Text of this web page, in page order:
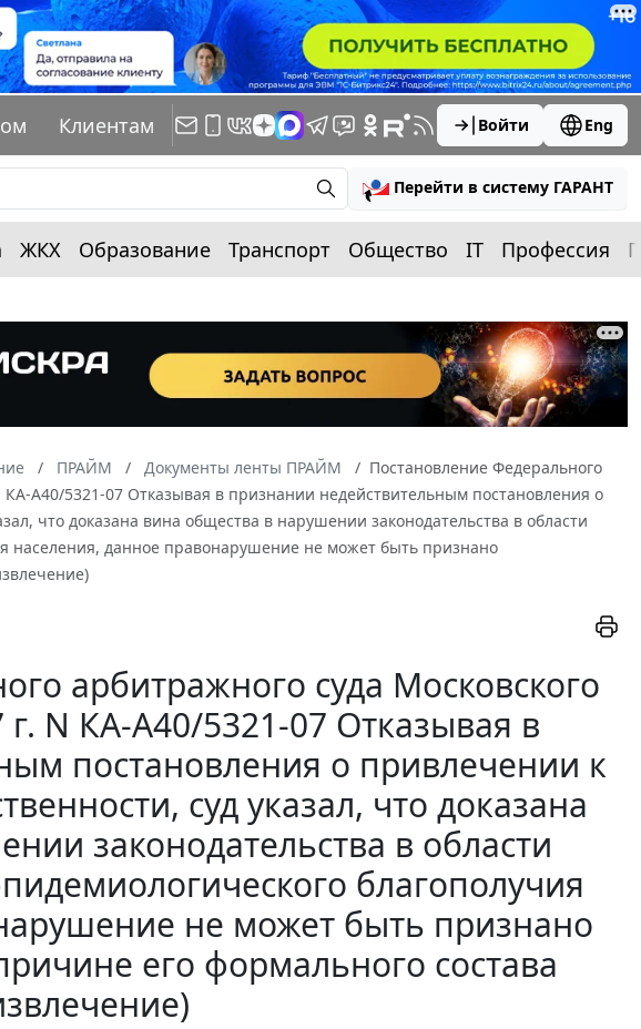
Клиентам Войти Eng
Перейти в систему ГАРАНТ
ЖКХ Образование Транспорт Общество IT Профессия
ПРАЙМ Документы ленты ПРАЙМ
Постановление Федерального
КА-А40/5321-07 Отказывая в признании недействительным постановления о
что доказана вина общества в нарушении законодательства в области
населения, данное правонарушение не может быть признано
арбитражного суда Московского
N КА-А40/5321-07 Отказывая в
постановления о привлечении к
суд указал, что доказана
законодательства в области
благополучия
не может быть признано
его формального состава